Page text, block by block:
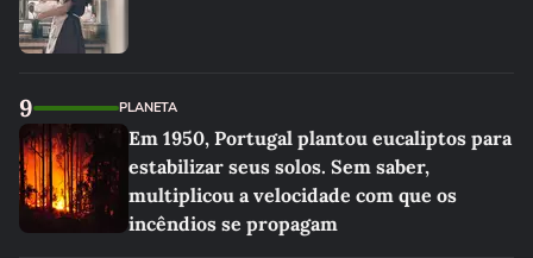
9 PLANETA
Em 1950, Portugal plantou eucaliptos para
estabilizar seus solos. Sem saber,
multiplicou a velocidade com que os
incêndios se propagam